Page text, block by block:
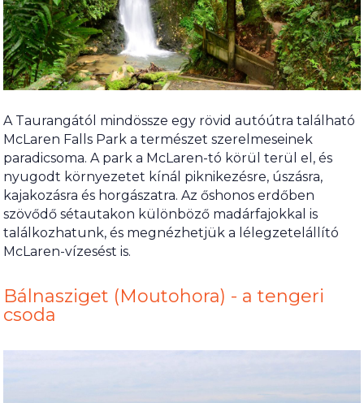
A Taurangától mindössze egy rövid autóútra található
McLaren Falls Park a természet szerelmeseinek
paradicsoma. A park a McLaren-tó körül terül el, és
nyugodt környezetet kínál piknikezésre, úszásra,
kajakozásra és horgászatra. Az őshonos erdőben
szövődő sétautakon különböző madárfajokkal is
találkozhatunk, és megnézhetjük a lélegzetelállító
McLaren-vízesést is.
Bálnasziget (Moutohora) - a tengeri
csoda